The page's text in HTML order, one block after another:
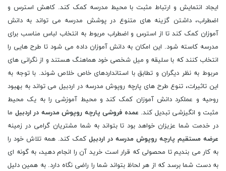
ایجاد انتمایش و ارتباط مثبت با محیط مدرسه کمک کند. کاهش استرس و
اضطراب، داشتن گزینه های متنوع در پوشش مدرسه می تواند به دانش
آموزان کمک کند تا از استرس و اضطراب مربوط به انتخاب لباس مناسب برای
مدرسه کاسته شود. این امکان به دانش آموزان داده می شود تا طرح هایی را
انتخاب کنند که با سلیقه و میل شخصی خود هماهنگ هستند و از نگرانی های
مربوط به نظر دیگران و تطابق با استانداردهای خاص خلاص شوند. با توجه به
این تاثیرات، تنوع طرح های پارچه روپوش مدرسه در اردبیل می تواند به بهبود
روحیه و عملکرد دانش آموزان کمک کند و محیط آموزشی را به یک محیط
مثبت و انگیزشی تبدیل کند. عمده فروشی پارچه روپوش مدرسه در اردبیل ما
در خدمت شما عزیزان خواهد بود تا بتواند به شما مشتریان گرامی در زمینه
عرضه مستقیم پارچه روپوش مدرسه در اردبیل کمک کند. همه تلاش خود را
به کار می بندیم تا محصولی که قرار است خرید آن را انجام دهید، به گونه ای
به دست شما برسد که از هر لحاظ بتواند شما را راضی نگاه دارد. به همین دلیل